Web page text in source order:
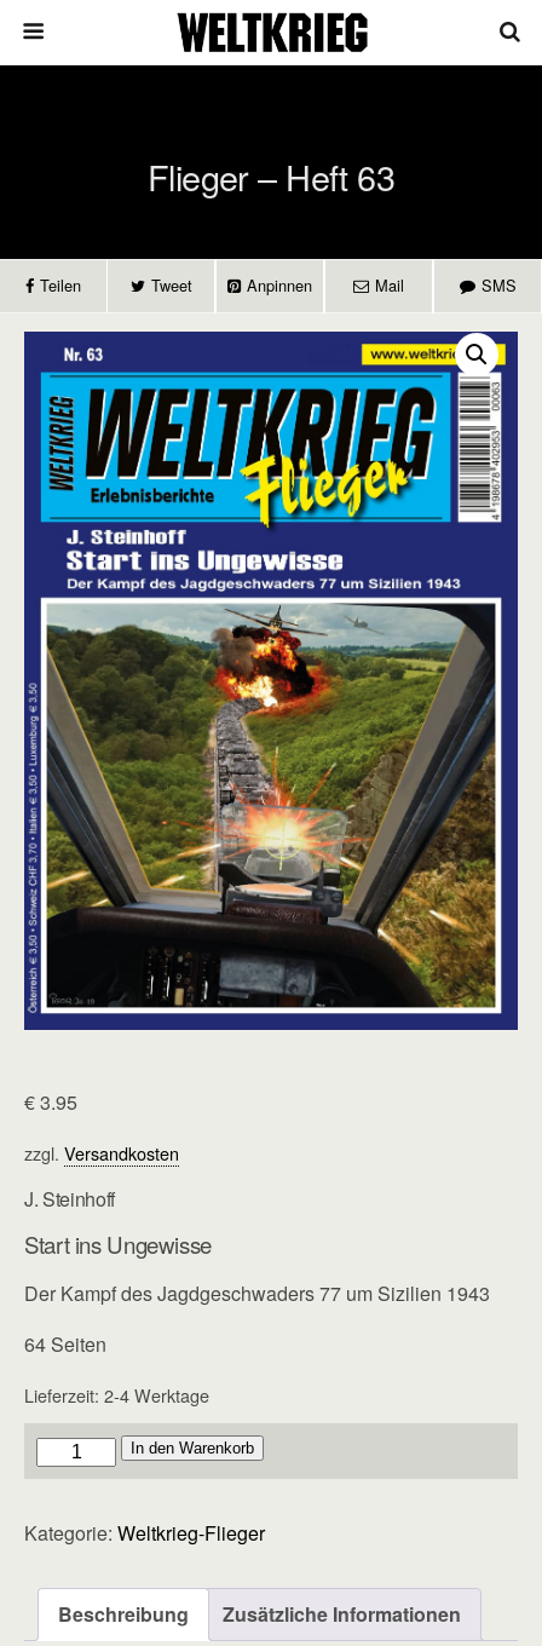
Flieger – Heft 63
Teilen Tweet Anpinnen Mail SMS
€3.95
zzgl. Versandkosten
J. Steinhoff
Start ins Ungewisse
Der Kampf des Jagdgeschwaders 77 um Sizilien 1943
64 Seiten
Lieferzeit: 2-4 Werktage
Flieger
-
63
In den Warenkorb
Kategorie: Weltkrieg-Flieger
Beschreibung Zusätzliche Informationen